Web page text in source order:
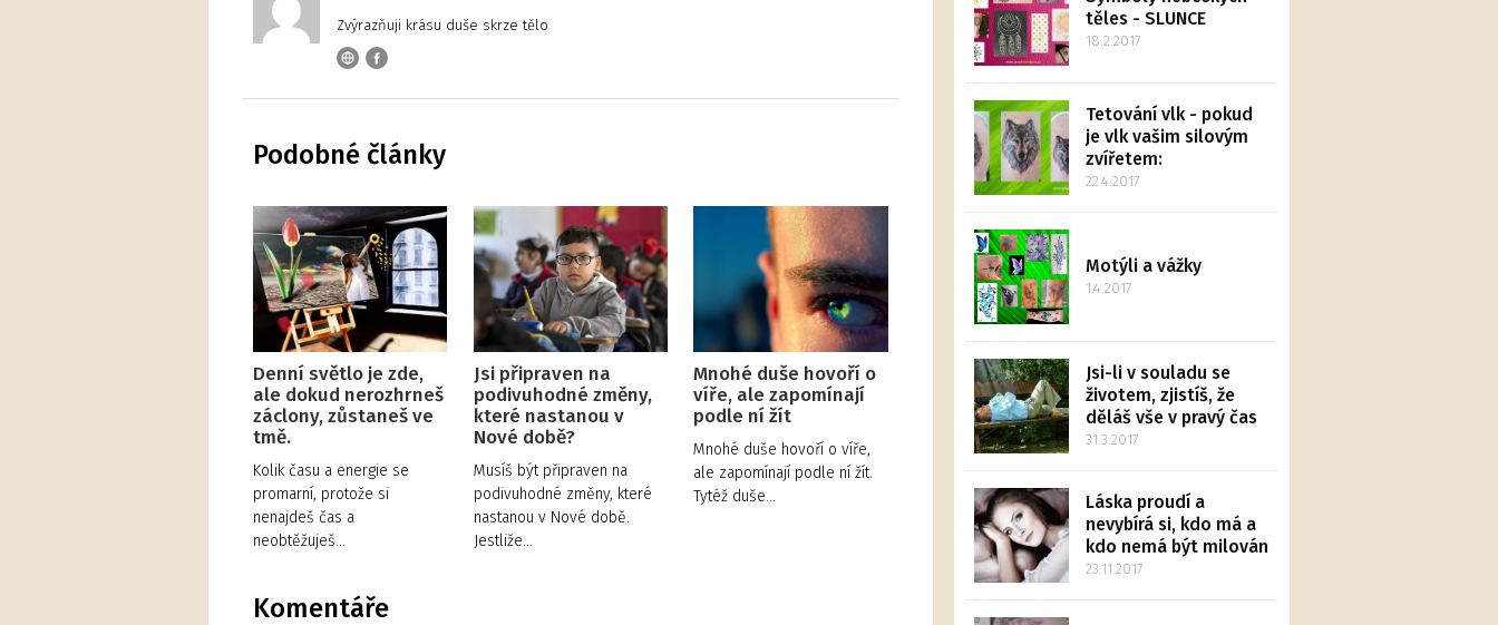
Zvýrazňuji krásu duše skrze tělo
Podobné články
Denní světlo je zde,
ale dokud nerozhrneš
záclony, zůstaneš ve
tmě.
Kolik času a energie se
promarní, protože si
nenajdeš čas a
neobtěžuješ…
Jsi připraven na
podivuhodné změny,
které nastanou v
Nové době?
Musíš být připraven na
podivuhodné změny, které
nastanou v Nové době.
Jestliže…
Mnohé duše hovoří o
víře, ale zapomínají
podle ní žít
Mnohé duše hovoří o víře,
ale zapomínají podle ní žít.
Tytéž duše…
Komentáře
těles - SLUNCE
18.2.2017
Tetování vlk - pokud
je vlk vašim silovým
zvířetem:
22.4.2017
Motýli a vážky
1.4.2017
Jsi-li v souladu se
životem, zjistíš, že
děláš vše v pravý čas
31.3.2017
Láska proudí a
nevybírá si, kdo má a
kdo nemá být milován
23.11.2017